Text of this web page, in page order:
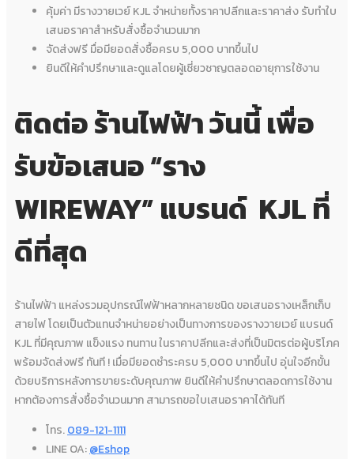
คุ้มค่า มีรางวายเวย์ KJL จำหน่ายทั้งราคาปลีกและราคาส่ง รับทำใบ
เสนอราคาสำหรับสั่งซื้อจำนวนมาก
จัดส่งฟรี มื่อมียอดสั่งซื้อครบ 5,000 บาทขึ้นไป
ยินดีให้คำปรึกษาและดูแลโดยผู้เชี่ยวชาญตลอดอายุการใช้งาน
ติดต่อ ร้านไฟฟ้า วันนี้ เพื่อ
รับข้อเสนอ “ราง
WIREWAY” แบรนด์ KJL ที่
ดีที่สุด
ร้านไฟฟ้า แหล่งรวมอุปกรณ์ไฟฟ้าหลากหลายชนิด ขอเสนอรางเหล็กเก็บ
สายไฟ โดยเป็นตัวแทนจำหน่ายอย่างเป็นทางการของรางวายเวย์ แบรนด์
KJL ที่มีคุณภาพ แข็งแรง ทนทาน ในราคาปลีกและส่งที่เป็นมิตรต่อผู้บริโภค
พร้อมจัดส่งฟรี ทันที ! เมื่อมียอดชำระครบ 5,000 บาทขึ้นไป อุ่นใจอีกขั้น
ด้วยบริการหลังการขายระดับคุณภาพ ยินดีให้คำปรึกษาตลอดการใช้งาน
หากต้องการสั่งซื้อจำนวนมาก สามารถขอใบเสนอราคาได้ทันที
โทร.089-121-1111
LINE OA:@eshop